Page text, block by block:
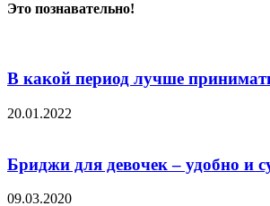
Это познавательно!
В какой период лучше
20.01.2022
Бриджи для девочек – удобно и
09.03.2020